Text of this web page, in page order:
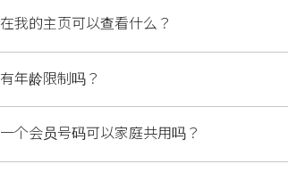
在我的主页可以查看什么？
有年龄限制吗？
一个会员号码可以家庭共用吗？